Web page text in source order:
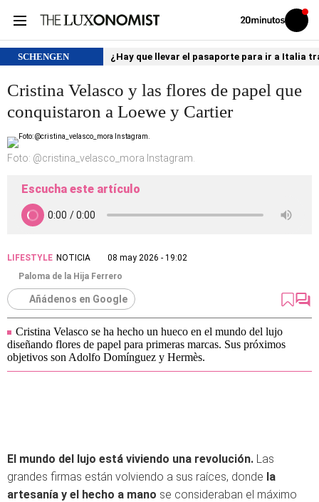
Volver
Iniciar
sesión
SCHENGEN ¿Hay que llevar el pasaporte para ir a Italia
Cristina Velasco y las flores de papel que
conquistaron a Loewe y Cartier
Foto: @cristina_velasco_mora Instagram.
Escucha este artículo
LIFESTYLE NOTICIA
08 may 2026 - 19:02
Paloma de la Hija Ferrero
Añádenos en Google
Cristina Velasco se ha hecho un hueco en el mundo del lujo
diseñando flores de papel para primeras marcas. Sus próximos
objetivos son Adolfo Domínguez y Hermès.
El mundo del lujo está viviendo una revolución. Las
grandes firmas están volviendo a sus raíces, donde la
artesanía y el hecho a mano se consideraban el máximo